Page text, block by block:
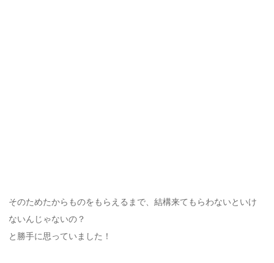
そのためたからものをもらえるまで、結構来てもらわないといけ
ないんじゃないの？
と勝手に思っていました！